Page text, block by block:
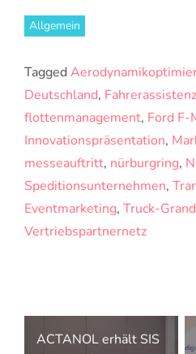
Allgemein
Tagged
Deutschland,
flottenmanagement, Ford F-
Innovationspräsentation,
messeauftritt, nürburgring,
Speditionsunternehmen,
Eventmarketing, Truck-
Vertriebspartnernetz
ACTANOL erhält SIS